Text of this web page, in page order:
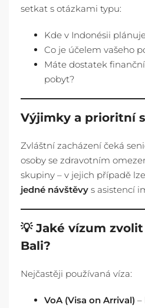
setkat s otázkami typu:
Kde v Indonésii
Co je účelem vašeho
Máte dostatek
pobyt?
Výjimky a prioritní
Zvláštní zacházení čeká
osoby se zdravotním
skupiny – v jejich případě
jedné návštěvy s asistencí
💡 Jaké vízum
Bali?
Nejčastěji používaná víza:
VoA (Visa on Arrival) –